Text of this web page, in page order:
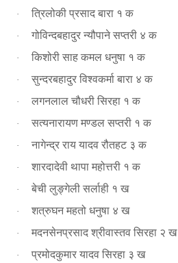
· त्रिलोकी प्रसाद बारा १ क
· गोविन्दबहादुर न्यौपाने सप्तरी ४ क
· किशोरी साह कमल धनुषा १ क
· सुन्दरबहादुर विश्वकर्मा बारा ४ क
· लगनलाल चौधरी सिरहा १ क
· सत्यनारायण मण्डल सप्तरी १ क
· नागेन्द्र राय यादव रौतहट ३ क
· शारदादेवी थापा महोत्तरी १ क
· बेची लुङ्गेली सर्लाही १ ख
· शत्रुघन महतो धनुषा ४ ख
· मदनसेनप्रसाद श्रीवास्तव सिरहा २ ख
· प्रमोदकुमार यादव सिरहा ३ ख